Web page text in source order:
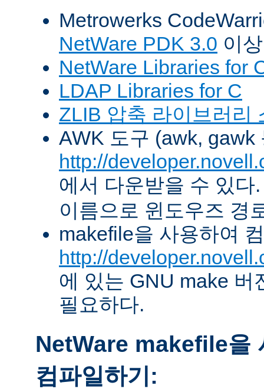
Metrowerks
NetWare PDK 3.0 이
NetWare Libraries for
LDAP Libraries for C
ZLIB 압축 라이브러리
AWK 도구 (awk, gawk
http://
에서 다운받을 수 있
이름으로 윈도우즈 경
makefile을 사용하여
http://
에 있는 GNU make 버
필요하다.
NetWare makefile을
컴파일하기: